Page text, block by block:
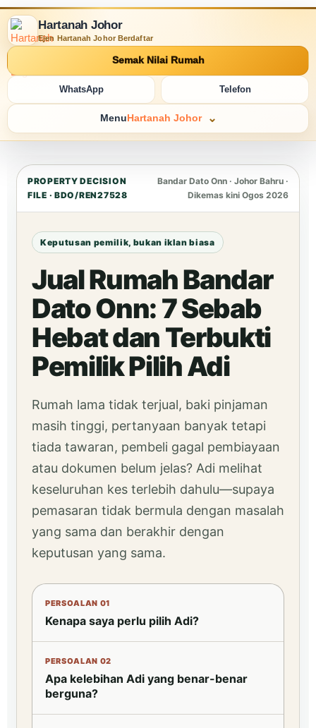
Hartanah Johor
Ejen Hartanah Johor Berdaftar
Semak Nilai Rumah
WhatsApp Telefon
Menu Hartanah Johor
PROPERTY DECISION
FILE · BDO/REN27528
Bandar Dato Onn · Johor Bahru ·
Dikemas kini Ogos 2026
Keputusan pemilik, bukan iklan biasa
Jual Rumah Bandar
Dato Onn: 7 Sebab
Hebat dan Terbukti
Pemilik Pilih Adi
Rumah lama tidak terjual, baki pinjaman
masih tinggi, pertanyaan banyak tetapi
tiada tawaran, pembeli gagal pembiayaan
atau dokumen belum jelas? Adi melihat
keseluruhan kes terlebih dahulu—supaya
pemasaran tidak bermula dengan masalah
yang sama dan berakhir dengan
keputusan yang sama.
PERSOALAN 01
Kenapa saya perlu pilih Adi?
PERSOALAN 02
Apa kelebihan Adi yang benar-benar
berguna?